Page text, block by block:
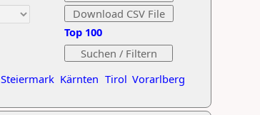
Steiermark Kärnten Tirol Vorarlberg
Top 100